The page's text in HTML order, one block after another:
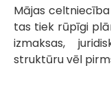
Mājas
tas tiek rūpīgi
izmaksas,
struktūru vēl